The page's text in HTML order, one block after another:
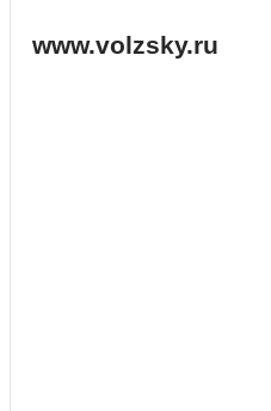
www.volzsky.ru